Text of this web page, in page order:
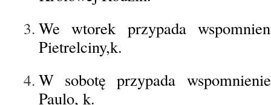
We wtorek przypada
Pietrelciny,k.
W sobotę przypada
Paulo, k.